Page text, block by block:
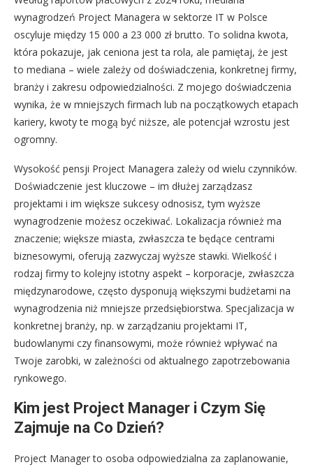
wynagrodzeń Project Managera w sektorze IT w Polsce
oscyluje między 15 000 a 23 000 zł brutto. To solidna kwota,
która pokazuje, jak ceniona jest ta rola, ale pamiętaj, że jest
to mediana – wiele zależy od doświadczenia, konkretnej firmy,
branży i zakresu odpowiedzialności. Z mojego doświadczenia
wynika, że w mniejszych firmach lub na początkowych etapach
kariery, kwoty te mogą być niższe, ale potencjał wzrostu jest
ogromny.
Wysokość pensji Project Managera zależy od wielu czynników.
Doświadczenie jest kluczowe – im dłużej zarządzasz
projektami i im większe sukcesy odnosisz, tym wyższe
wynagrodzenie możesz oczekiwać. Lokalizacja również ma
znaczenie; większe miasta, zwłaszcza te będące centrami
biznesowymi, oferują zazwyczaj wyższe stawki. Wielkość i
rodzaj firmy to kolejny istotny aspekt – korporacje, zwłaszcza
międzynarodowe, często dysponują większymi budżetami na
wynagrodzenia niż mniejsze przedsiębiorstwa. Specjalizacja w
konkretnej branży, np. w zarządzaniu projektami IT,
budowlanymi czy finansowymi, może również wpływać na
Twoje zarobki, w zależności od aktualnego zapotrzebowania
rynkowego.
Kim jest Project Manager i Czym Się
Zajmuje na Co Dzień?
Project Manager to osoba odpowiedzialna za zaplanowanie,